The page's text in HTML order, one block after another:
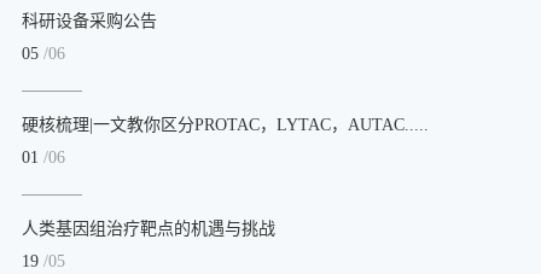
科研设备采购公告
05 /06
硬核梳理|一文教你区分PROTAC，LYTAC，AUTAC.....
01 /06
人类基因组治疗靶点的机遇与挑战
19 /05